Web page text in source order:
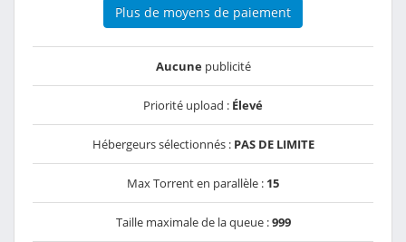
Plus de moyens de paiement
Aucunepublicité
Priorité upload : Élevé
Hébergeurs sélectionnés : PAS DE LIMITE
Max Torrent en parallèle : 15
Taille maximale de la queue :999